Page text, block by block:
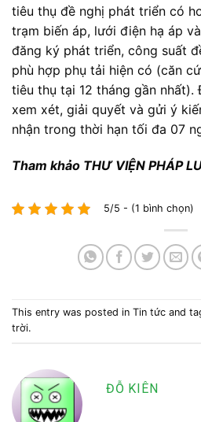
tiêu thụ đề nghị phát triển có
trạm biến áp, lưới điện hạ áp
đăng ký phát triển, công suất
phù hợp phụ tải hiện có (căn
tiêu thụ tại 12 tháng gần
xem xét, giải quyết và gửi ý
nhận trong thời hạn tối đa 07
Tham khảo THƯ VIỆN PHÁP
5/5 - (1 bình chọn)
This entry was posted in Tin tức and
trời.
ĐỖ KIÊN